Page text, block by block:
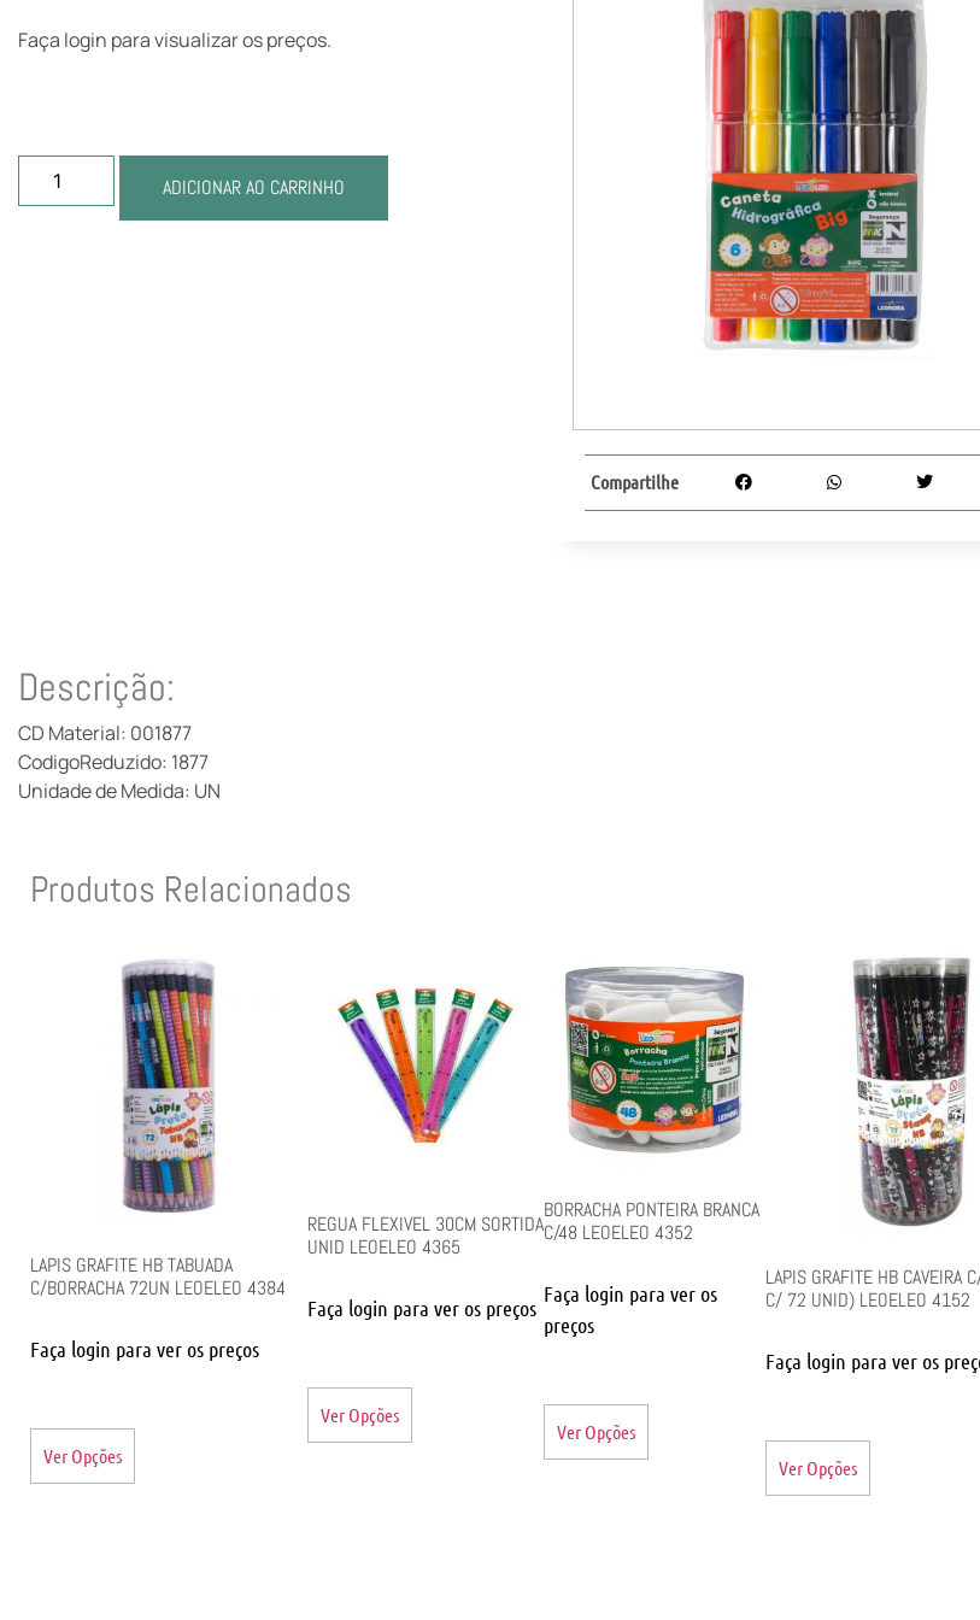
Faça login para visualizar os preços.
ADICIONAR AO CARRINHO
Compartilhe
Descrição:
CD Material: 001877
CodigoReduzido: 1877
Unidade de Medida: UN
Produtos Relacionados
LAPIS GRAFITE HB TABUADA
C/BORRACHA 72UN LEOELEO 4384
Faça login para ver os preços
Ver Opções
REGUA FLEXIVEL 30CM SORTIDA
UNID LEOELEO 4365
Faça login para ver os preços
Ver Opções
BORRACHA PONTEIRA BRANCA
C/48 LEOELEO 4352
Faça login para ver os
preços
Ver Opções
LAPIS GRAFITE HB CAVEIRA
C/ 72 UNID) LEOELEO 4152
Faça login para ver os
Ver Opções